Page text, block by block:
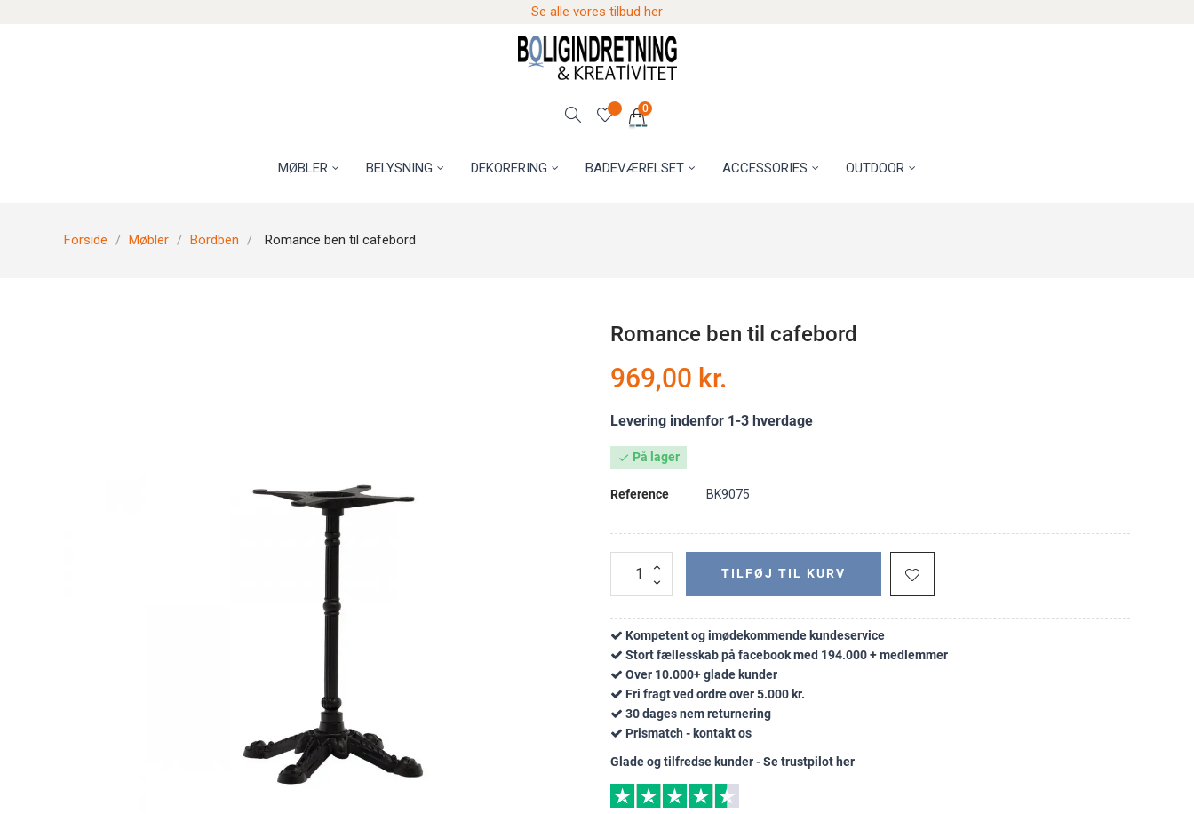
Se alle vores tilbud her
0
MØBLER BELYSNING DEKORERING BADEVÆRELSET ACCESSORIES OUTDOOR
Forside Møbler Bordben Romance ben til cafebord
Romance ben til cafebord
969,00 kr.
Levering indenfor 1-3 hverdage
 På lager
Reference BK9075
TILFØJ TIL KURV
Kompetent og imødekommende kundeservice
Stort fællesskab på facebook med 194.000 + medlemmer
Over 10.000+ glade kunder
Fri fragt ved ordre over 5.000 kr.
30 dages nem returnering
Prismatch - kontakt os
Glade og tilfredse kunder - Se trustpilot her